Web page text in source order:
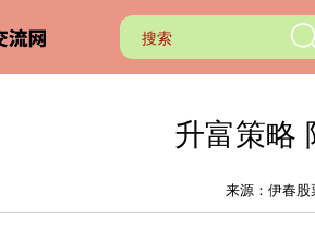
升富策略
来源：伊春股